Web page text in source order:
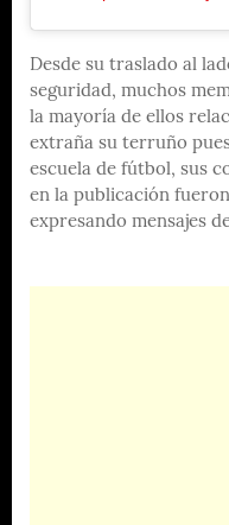
Desde su traslado al
seguridad, muchos
la mayoría de ellos
extraña su terruño
escuela de fútbol, sus
en la publicación
expresando mensajes